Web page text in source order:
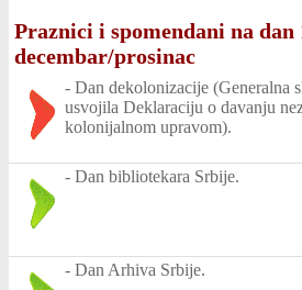
Praznici i spomendani na dan
decembar/prosinac
- Dan dekolonizacije (Generalna
usvojila Deklaraciju o davanju
kolonijalnom upravom).
- Dan bibliotekara Srbije.
- Dan Arhiva Srbije.